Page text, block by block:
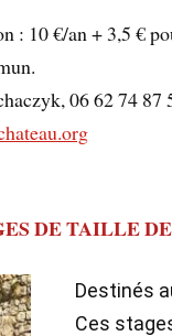
: 10 €/an + 3,5 €
06 62 74 87
DE TAILLE
Destinés
Ces